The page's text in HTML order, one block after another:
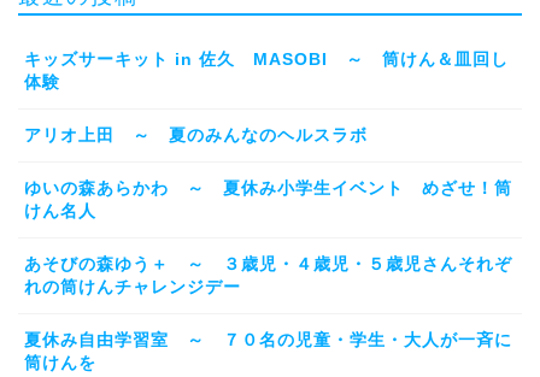
キッズサーキット in 佐久 MASOBI ～ 筒けん＆皿回し
体験
アリオ上田 ～ 夏のみんなのヘルスラボ
ゆいの森あらかわ ～ 夏休み小学生イベント めざせ！筒
けん名人
あそびの森ゆう＋ ～ ３歳児・４歳児・５歳児さんそれぞ
れの筒けんチャレンジデー
夏休み自由学習室 ～ ７０名の児童・学生・大人が一斉に
筒けんを